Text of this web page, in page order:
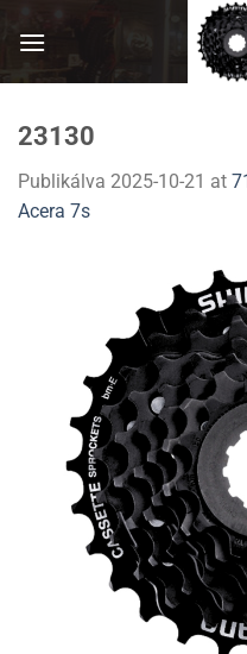
23130
Publikálva 2025-10-21 at
Acera 7s